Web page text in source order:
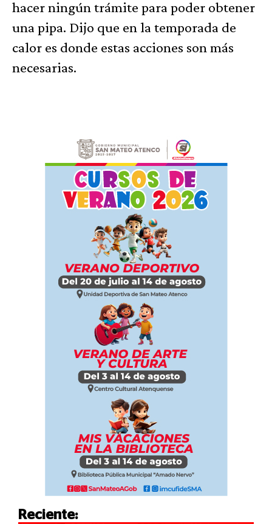
hacer ningún trámite para poder obtener
una pipa. Dijo que en la temporada de
calor es donde estas acciones son más
necesarias.
Reciente: